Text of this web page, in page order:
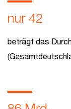
nur 42
beträgt das